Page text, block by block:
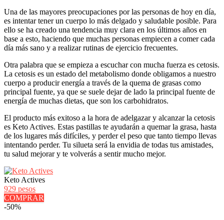
Una de las mayores preocupaciones por las personas de hoy en día,
es intentar tener un cuerpo lo más delgado y saludable posible. Para
ello se ha creado una tendencia muy clara en los últimos años en
base a esto, haciendo que muchas personas empiecen a comer cada
día más sano y a realizar rutinas de ejercicio frecuentes.
Otra palabra que se empieza a escuchar con mucha fuerza es cetosis.
La cetosis es un estado del metabolismo donde obligamos a nuestro
cuerpo a producir energía a través de la quema de grasas como
principal fuente, ya que se suele dejar de lado la principal fuente de
energía de muchas dietas, que son los carbohidratos.
El producto más exitoso a la hora de adelgazar y alcanzar la cetosis
es Keto Actives. Estas pastillas te ayudarán a quemar la grasa, hasta
de los lugares más difíciles, y perder el peso que tanto tiempo llevas
intentando perder. Tu silueta será la envidia de todas tus amistades,
tu salud mejorar y te volverás a sentir mucho mejor.
Keto Actives
929 pesos
COMPRAR
-50%